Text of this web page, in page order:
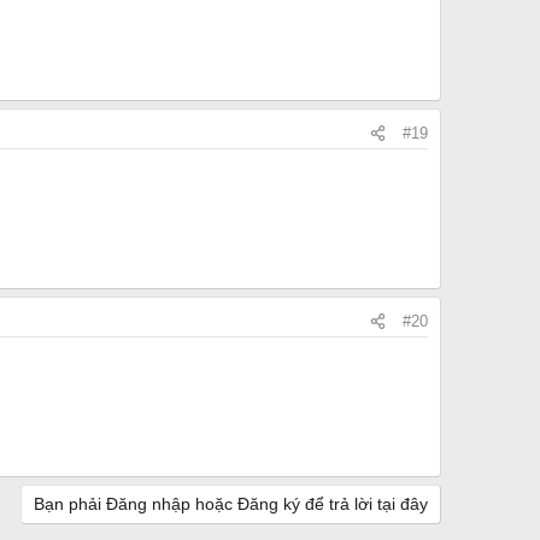
#19
#20
Bạn phải Đăng nhập hoặc Đăng ký để trả lời tại đây